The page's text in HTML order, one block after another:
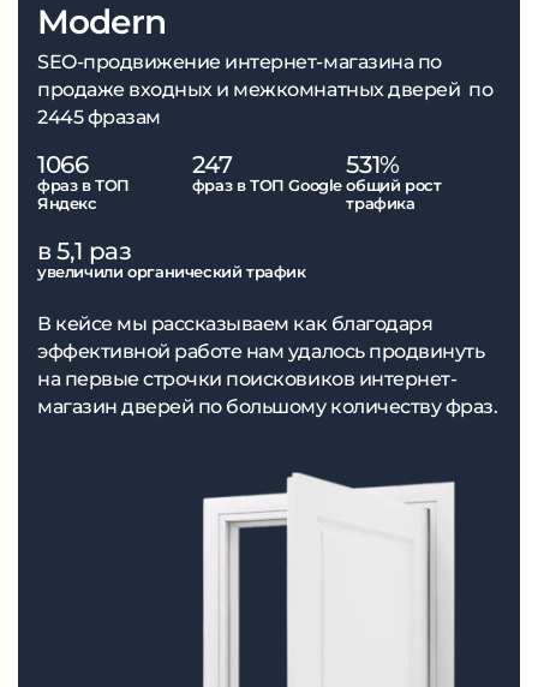
Modern
SEO-продвижение интернет-магазина по
продаже входных и межкомнатных дверей по
2445 фразам
1066
фраз в ТОП
Яндекс
247
фраз в ТОП Google
531%
общий рост
трафика
в 5,1 раз
увеличили органический трафик
В кейсе мы рассказываем как благодаря
эффективной работе нам удалось продвинуть
на первые строчки поисковиков интернет-
магазин дверей по большому количеству фраз.